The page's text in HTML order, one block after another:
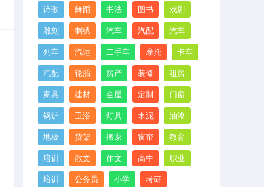
诗歌 舞蹈 书法 图书 戏剧
雕刻 刺绣 汽车 汽配 汽车
列车 汽运 二手车 摩托 卡车
汽配 轮胎 房产 装修 租房
家具 建材 全屋 定制 门窗
锅炉 卫浴 灯具 水泥 油漆
地板 货架 搬家 窗帘 教育
培训 散文 作文 高中 职业
培训 公务员 小学 考研